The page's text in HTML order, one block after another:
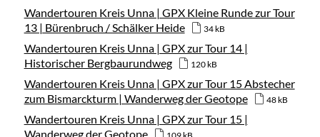
Wandertouren Kreis Unna | GPX Kleine Runde zur Tour
13 | Bürenbruch / Schälker Heide
34 kB
Wandertouren Kreis Unna | GPX zur Tour 14 |
Historischer Bergbaurundweg
120 kB
Wandertouren Kreis Unna | GPX zur Tour 15 Abstecher
zum Bismarckturm | Wanderweg der Geotope
48 kB
Wandertouren Kreis Unna | GPX zur Tour 15 |
Wanderweg der Geotope